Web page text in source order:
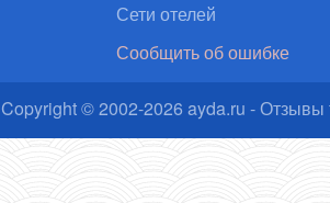
Сети отелей
Сообщить об ошибке
Copyright © 2002-2026 ayda.ru -